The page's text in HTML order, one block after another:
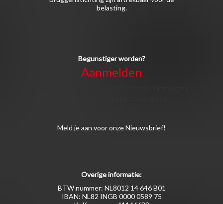
belasting.
Begunstiger worden?
Aanmelden
Meld je aan voor onze Nieuwsbrief!
Overige informatie:
BTW nummer: NL8012 14 646 B01
IBAN: NL82 INGB 0000 0589 75